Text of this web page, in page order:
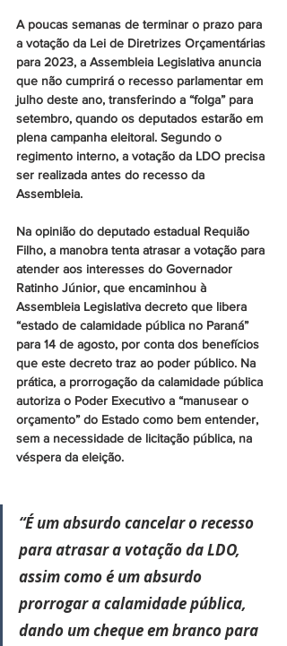
A poucas semanas de terminar o prazo para
a votação da Lei de Diretrizes Orçamentárias
para 2023, a Assembleia Legislativa anuncia
que não cumprirá o recesso parlamentar em
julho deste ano, transferindo a “folga” para
setembro, quando os deputados estarão em
plena campanha eleitoral. Segundo o
regimento interno, a votação da LDO precisa
ser realizada antes do recesso da
Assembleia.
Na opinião do deputado estadual Requião
Filho, a manobra tenta atrasar a votação para
atender aos interesses do Governador
Ratinho Júnior, que encaminhou à
Assembleia Legislativa decreto que libera
“estado de calamidade pública no Paraná”
para 14 de agosto, por conta dos benefícios
que este decreto traz ao poder público. Na
prática, a prorrogação da calamidade pública
autoriza o Poder Executivo a “manusear o
orçamento” do Estado como bem entender,
sem a necessidade de licitação pública, na
véspera da eleição.
“É um absurdo cancelar o recesso
para atrasar a votação da LDO,
assim como é um absurdo
prorrogar a calamidade pública,
dando um cheque em branco para